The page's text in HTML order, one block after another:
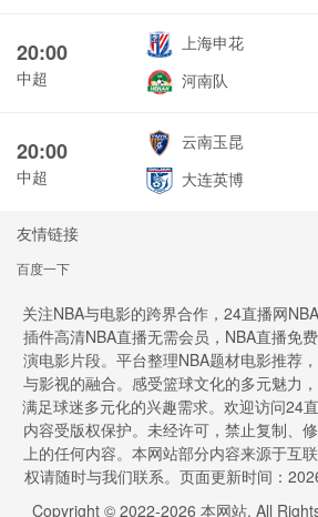
20:00
中超
上海申花
河南队
20:00
中超
云南玉昆
大连英博
友情链接
百度一下
关注NBA与电影的跨界合作，24直播网
插件高清NBA直播无需会员，NBA直播免
演电影片段。平台整理NBA题材电影推荐
与影视的融合。感受篮球文化的多元魅力
满足球迷多元化的兴趣需求。欢迎访问24
内容受版权保护。未经许可，禁止复制、
上的任何内容。本网站部分内容来源于互
权请随时与我们联系。页面更新时间：
Copyright © 2022-2026 本网站. All